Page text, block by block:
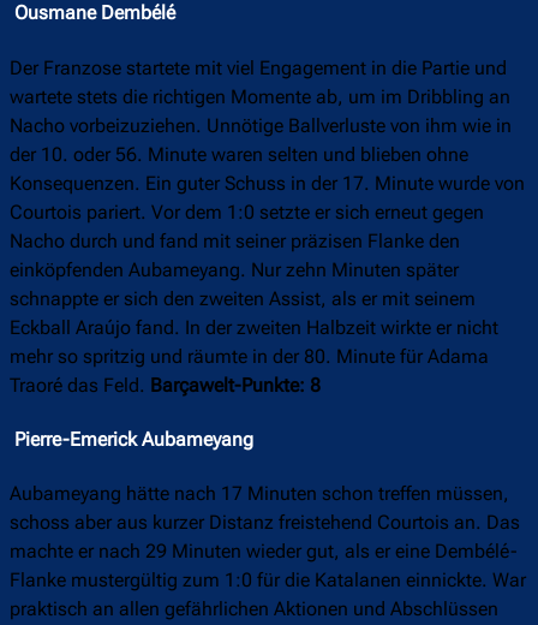
Ousmane Dembélé
Der Franzose startete mit viel Engagement in die Partie und
wartete stets die richtigen Momente ab, um im Dribbling an
Nacho vorbeizuziehen. Unnötige Ballverluste von ihm wie in
der 10. oder 56. Minute waren selten und blieben ohne
Konsequenzen. Ein guter Schuss in der 17. Minute wurde von
Courtois pariert. Vor dem 1:0 setzte er sich erneut gegen
Nacho durch und fand mit seiner präzisen Flanke den
einköpfenden Aubameyang. Nur zehn Minuten später
schnappte er sich den zweiten Assist, als er mit seinem
Eckball Araújo fand. In der zweiten Halbzeit wirkte er nicht
mehr so spritzig und räumte in der 80. Minute für Adama
Traoré das Feld. Barçawelt-Punkte: 8
Pierre-Emerick Aubameyang
Aubameyang hätte nach 17 Minuten schon treffen müssen,
schoss aber aus kurzer Distanz freistehend Courtois an. Das
machte er nach 29 Minuten wieder gut, als er eine Dembélé-
Flanke mustergültig zum 1:0 für die Katalanen einnickte. War
praktisch an allen gefährlichen Aktionen und Abschlüssen